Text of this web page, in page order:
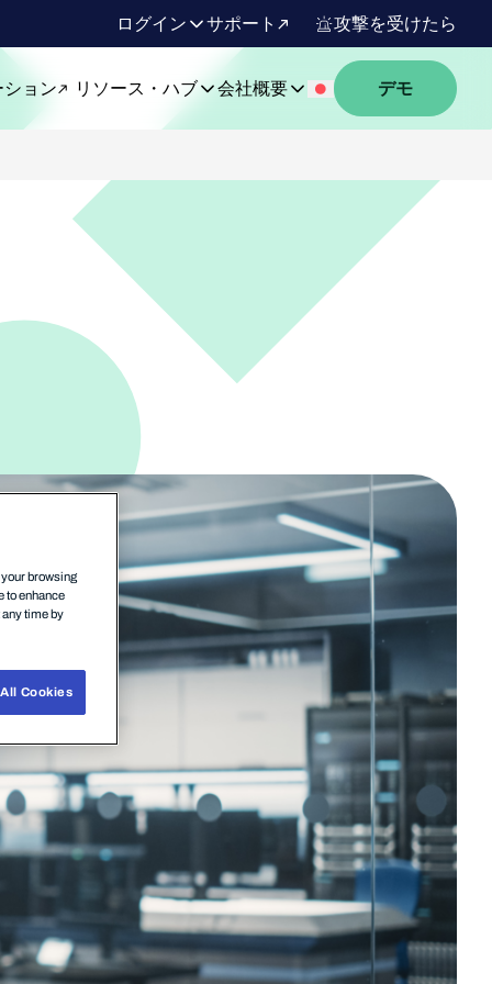
ログイン サポート 攻撃を受けたら
ョン リソース・ハブ 会社概要 デモ
browsing
to enhance
any time by
Cookies